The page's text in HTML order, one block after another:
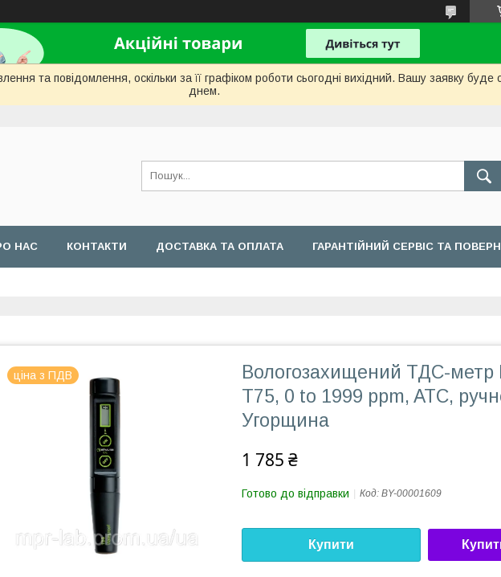
та повідомлення, оскільки за її графіком роботи сьогодні вихідний. Вашу заявку
днем.
НАС КОНТАКТИ ДОСТАВКА ТА ОПЛАТА ГАРАНТІЙНИЙ СЕРВІС ТА
ціна з ПДВ
Вологозахищений ТДС-метр
Т75, 0 to 1999 ppm, ATC,
Угорщина
1 785 ₴
Готово до відправки Код: BY-00001609
Купити